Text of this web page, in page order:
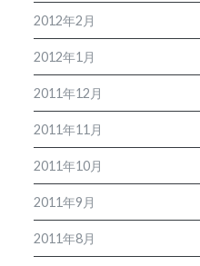
2012年2月
2012年1月
2011年12月
2011年11月
2011年10月
2011年9月
2011年8月